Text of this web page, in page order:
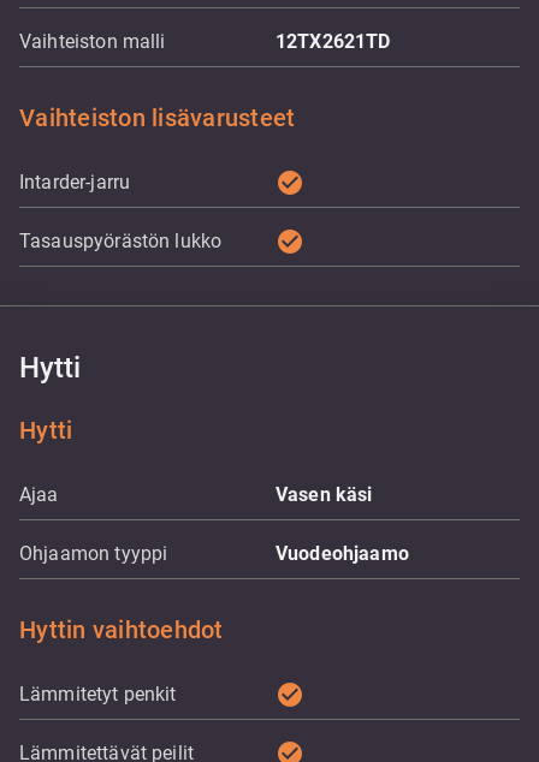
Vaihteiston malli 12TX2621TD
Vaihteiston lisävarusteet
Intarder-jarru check_circle
Tasauspyörästön lukko check_circle
Hytti
Hytti
Ajaa Vasen käsi
Ohjaamon tyyppi Vuodeohjaamo
Hyttin vaihtoehdot
Lämmitetyt penkit check_circle
Lämmitettävät peilit check_circle